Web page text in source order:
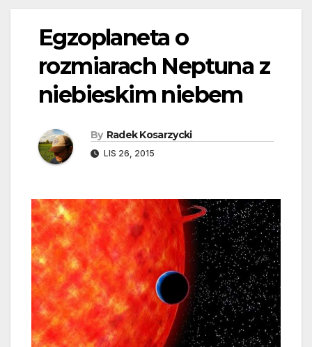
Egzoplaneta o
rozmiarach Neptuna z
niebieskim niebem
By Radek Kosarzycki
LIS 26, 2015